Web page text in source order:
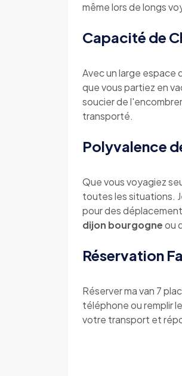
même lors de longs
Capacité de
Avec un large espace
que vous partiez en
soucier de
transporté.
Polyvalence
Que vous voyagiez
toutes les situations.
pour des
dijon bourgogneou
Réservation
Réserver ma van 7
téléphone ou remplir
votre transport et